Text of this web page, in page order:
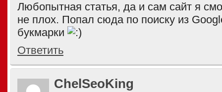
Любопытная статья, да и сам сайт я
не плох. Попал сюда по поиску из
букмарки
Ответить
ChelSeoKing